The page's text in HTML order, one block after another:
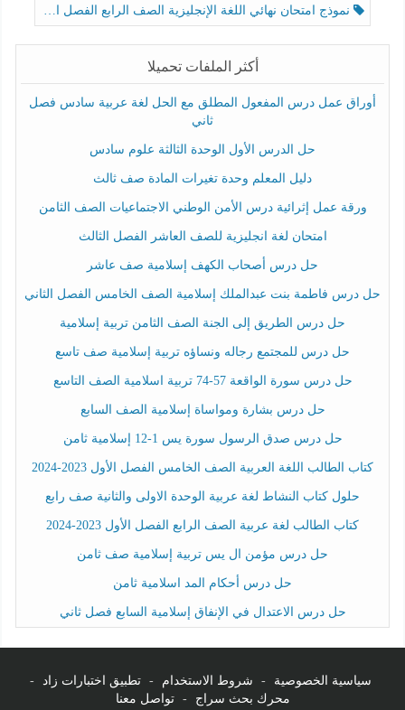
نموذج امتحان نهائي اللغة الإنجليزية الصف الرابع الفصل الثالث
أكثر الملفات تحميلا
أوراق عمل درس المفعول المطلق مع الحل لغة عربية سادس فصل
ثاني
حل الدرس الأول الوحدة الثالثة علوم سادس
دليل المعلم وحدة تغيرات المادة صف ثالث
ورقة عمل إثرائية درس الأمن الوطني الاجتماعيات الصف الثامن
امتحان لغة انجليزية للصف العاشر الفصل الثالث
حل درس أصحاب الكهف إسلامية صف عاشر
حل درس فاطمة بنت عبدالملك إسلامية الصف الخامس الفصل الثاني
حل درس الطريق إلى الجنة الصف الثامن تربية إسلامية
حل درس للمجتمع رجاله ونساؤه تربية إسلامية صف تاسع
حل درس سورة الواقعة 57-74 تربية اسلامية الصف التاسع
حل درس بشارة ومواساة إسلامية الصف السابع
حل درس صدق الرسول سورة يس 1-12 إسلامية ثامن
كتاب الطالب اللغة العربية الصف الخامس الفصل الأول 2023-2024
حلول كتاب النشاط لغة عربية الوحدة الاولى والثانية صف رابع
كتاب الطالب لغة عربية الصف الرابع الفصل الأول 2023-2024
حل درس مؤمن ال يس تربية إسلامية صف ثامن
حل درس أحكام المد اسلامية ثامن
حل درس الاعتدال في الإنفاق إسلامية السابع فصل ثاني
سياسية الخصوصية - شروط الاستخدام - تطبيق اختبارات زاد
-
محرك بحث سراج
- تواصل معنا